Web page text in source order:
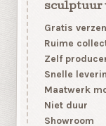
sculptuur
Gratis
Ruime
Zelf
Snelle
Maatwerk
Niet duur
Showroom